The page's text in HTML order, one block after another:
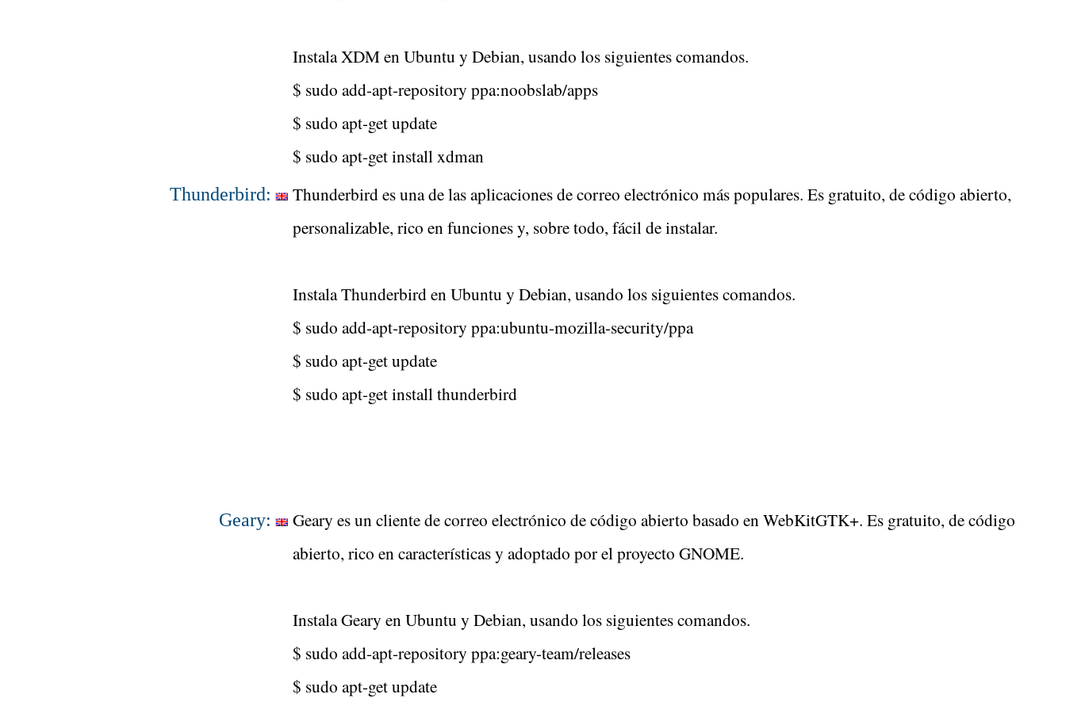
Instala XDM en Ubuntu y Debian, usando los siguientes comandos.
$ sudo add-apt-repository ppa:noobslab/apps
$ sudo apt-get update
$ sudo apt-get install xdman
Thunderbird:
Thunderbird es una de las aplicaciones de correo electrónico más populares. Es gratuito, de código abierto,
personalizable, rico en funciones y, sobre todo, fácil de instalar.
Instala Thunderbird en Ubuntu y Debian, usando los siguientes comandos.
$ sudo add-apt-repository ppa:ubuntu-mozilla-security/ppa
$ sudo apt-get update
$ sudo apt-get install thunderbird
Geary:
Geary es un cliente de correo electrónico de código abierto basado en WebKitGTK+. Es gratuito, de código
abierto, rico en características y adoptado por el proyecto GNOME.
Instala Geary en Ubuntu y Debian, usando los siguientes comandos.
$ sudo add-apt-repository ppa:geary-team/releases
$ sudo apt-get update